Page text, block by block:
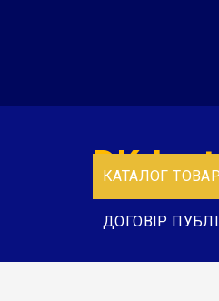
КАТАЛОГ
ДОГОВІР
DK-